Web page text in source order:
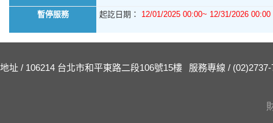
暫停服務 起訖日期： 12/01/2025 00:00~ 12/31/2026 00:00
地址 / 106214 台北市和平東路二段106號15樓 服務專線 / (02)2737-